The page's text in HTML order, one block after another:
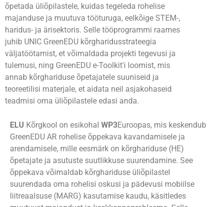
õpetada üliõpilastele, kuidas tegeleda rohelise
majanduse ja muutuva tööturuga, eelkõige STEM-,
haridus- ja ärisektoris. Selle tööprogrammi raames
juhib UNIC GreenEDU kõrgharidusstrateegia
väljatöötamist, et võimaldada projekti tegevusi ja
tulemusi, ning GreenEDU e-Toolkit'i loomist, mis
annab kõrghariduse õpetajatele suuniseid ja
teoreetilisi materjale, et aidata neil asjakohaseid
teadmisi oma üliõpilastele edasi anda.
ELU Kõrgkool on esikohal WP3Euroopas, mis keskendub
GreenEDU AR rohelise õppekava kavandamisele ja
arendamisele, mille eesmärk on kõrghariduse (HE)
õpetajate ja asutuste suutlikkuse suurendamine. See
õppekava võimaldab kõrghariduse üliõpilastel
suurendada oma rohelisi oskusi ja pädevusi mobiilse
liitreaalsuse (MARG) kasutamise kaudu, käsitledes